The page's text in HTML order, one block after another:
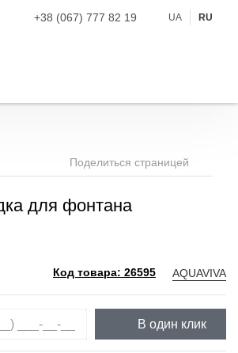
+38 (067) 777 82 19 UA RU
Поделиться страницей
для фонтана
Код товара: 26595 AQUAVIVA
В один клик